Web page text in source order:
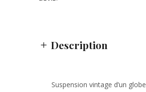
Description
Suspension vintage d’un globe